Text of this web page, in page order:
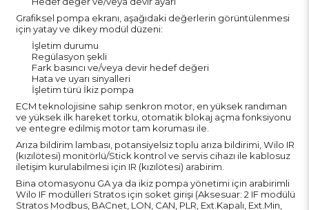
Grafiksel pompa ekranı, aşağıdaki değerlerin görüntülenmesi
için yatay ve dikey modül düzeni:
İşletim durumu
Regülasyon şekli
Fark basıncı ve/veya devir hedef değeri
Hata ve uyarı sinyalleri
İşletim türü İkiz pompa
ECM teknolojisine sahip senkron motor, en yüksek randıman
ve yüksek ilk hareket torku, otomatik blokaj açma fonksiyonu
ve entegre edilmiş motor tam koruması ile.
Arıza bildirim lambası, potansiyelsiz toplu arıza bildirimi, Wilo IR
(kızılötesi) monitörlü/Stick kontrol ve servis cihazı ile kablosuz
iletişim kurulabilmesi için IR (kızılötesi) arabirim.
Bina otomasyonu GA ya da ikiz pompa yönetimi için arabirimli
Wilo IF modülleri Stratos için soket girişi (Aksesuar: 2 IF modülü
Stratos Modbus, BACnet, LON, CAN, PLR, Ext.Kapalı, Ext.Min,